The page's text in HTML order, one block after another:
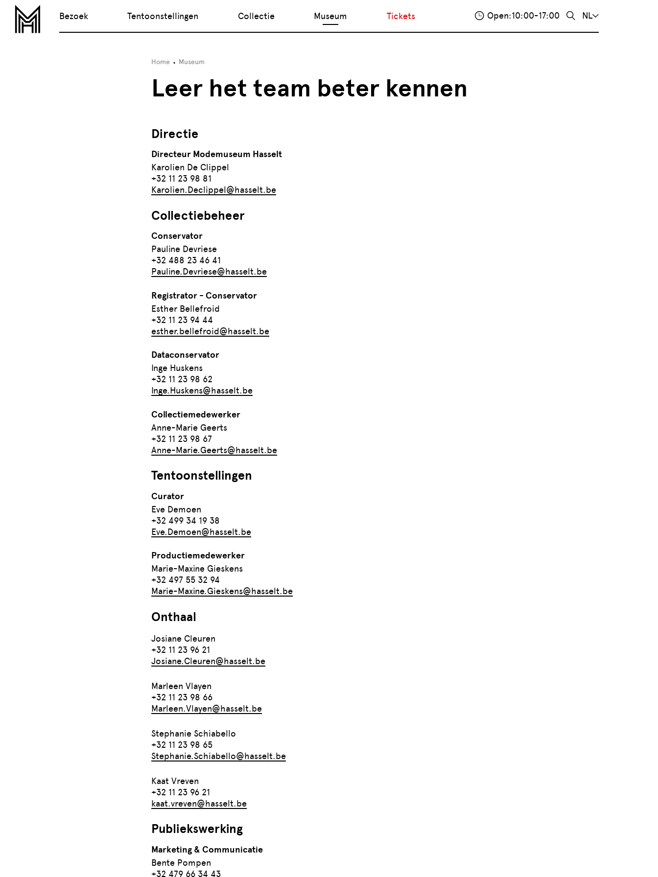
Bezoek Tentoonstellingen Collectie Museum Tickets Open:10:00-17:00 NL
Home Museum
Leer het team beter kennen
Directie
Directeur Modemuseum Hasselt
Karolien De Clippel
+32 11 23 98 81
Karolien.Declippel@hasselt.be
Collectiebeheer
Conservator
Pauline Devriese
+32 488 23 46 41
Pauline.Devriese@hasselt.be
Registrator - Conservator
Esther Bellefroid
+32 11 23 94 44
esther.bellefroid@hasselt.be
Dataconservator
Inge Huskens
+32 11 23 98 62
Inge.Huskens@hasselt.be
Collectiemedewerker
Anne-Marie Geerts
+32 11 23 98 67
Anne-Marie.Geerts@hasselt.be
Tentoonstellingen
Curator
Eve Demoen
+32 499 34 19 38
Eve.Demoen@hasselt.be
Productiemedewerker
Marie-Maxine Gieskens
+32 497 55 32 94
Marie-Maxine.Gieskens@hasselt.be
Onthaal
Josiane Cleuren
+32 11 23 96 21
Josiane.Cleuren@hasselt.be
Marleen Vlayen
+32 11 23 98 66
Marleen.Vlayen@hasselt.be
Stephanie Schiabello
+32 11 23 98 65
Stephanie.Schiabello@hasselt.be
Kaat Vreven
+32 11 23 96 21
kaat.vreven@hasselt.be
Publiekswerking
Marketing & Communicatie
Bente Pompen
+32 479 66 34 43